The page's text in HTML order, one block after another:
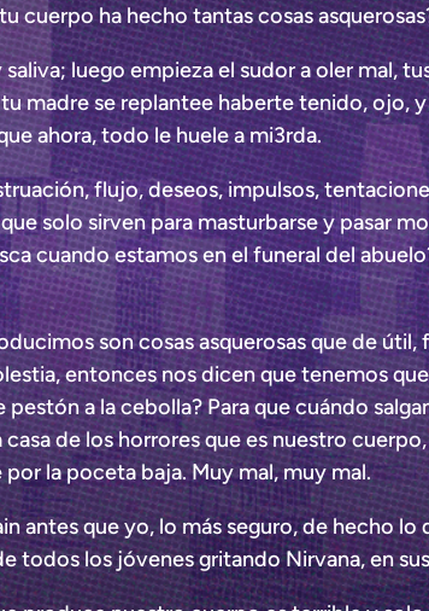
cuerpo ha hecho tantas cosas
luego empieza el sudor a oler mal,
madre se replantee haberte tenido,
ahora, todo le huele a mi3rda.
flujo, deseos, impulsos,
solo sirven para masturbarse y pasar
cuando estamos en el funeral del
son cosas asquerosas que de
entonces nos dicen que tenemos
pestón a la cebolla? Para que cuándo
de los horrores que es nuestro
la poceta baja. Muy mal, muy mal.
antes que yo, lo más seguro, de hecho
todos los jóvenes gritando Nirvana, en